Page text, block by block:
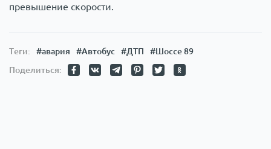
превышение скорости.
Теги: #авария #Автобус #ДТП
#Шоссе 89
Поделиться: